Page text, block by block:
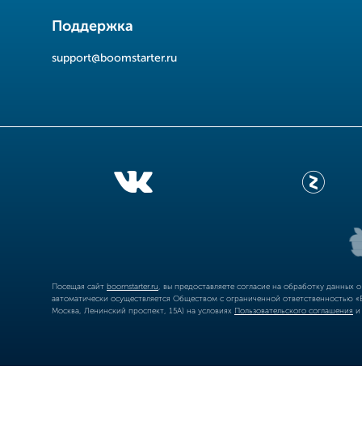
Поддержка
support@boomstarter.ru
Посещая сайт boomstarter.ru , вы предоставляете согласие на обработку
автоматически осуществляется Обществом с ограниченной
Москва, Ленинский проспект, 15А) на условиях Пользовательского соглашения и